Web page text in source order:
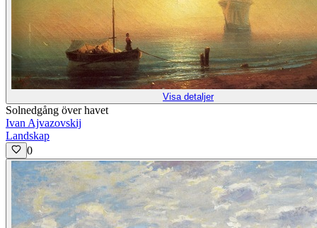
Visa detaljer
Solnedgång över havet
Ivan Ajvazovskij
Landskap
0